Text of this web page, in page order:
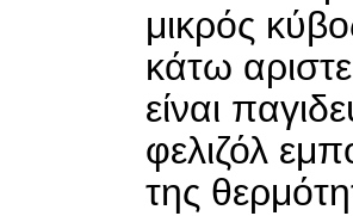
μικρός
κάτω
είναι
φελιζόλ
της